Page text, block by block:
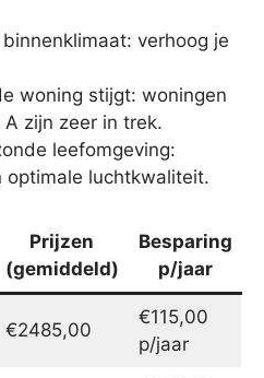
verhoog je
woning stijgt: woningen
zijn zeer in trek.
leefomgeving:
optimale luchtkwaliteit.
Prijzen
(gemiddeld)
Besparing
p/jaar
€2485,00
€115,00
p/jaar